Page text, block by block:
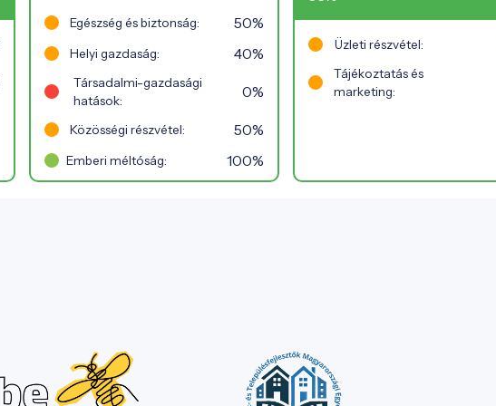
Egészség és biztonság: 50%
Helyi gazdaság: 40%
Társadalmi-gazdasági
hatások:
0%
Közösségi részvétel: 50%
Emberi méltóság: 100%
Üzleti részvétel:
Tájékoztatás és
marketing: